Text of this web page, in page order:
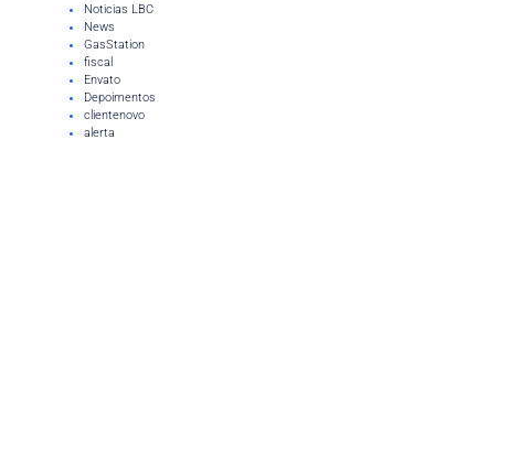
Noticias LBC
News
GasStation
fiscal
Envato
Depoimentos
clientenovo
alerta